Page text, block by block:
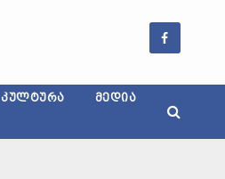
ᲙᲣᲚᲢᲣᲠᲐ ᲛᲔᲓᲘᲐ